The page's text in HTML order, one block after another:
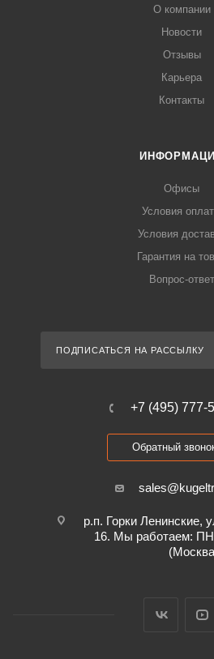
О компании
Новости
Отзывы
Карьера
Контакты
Офисы
Условия
Условия
Гарантия на
Вопрос-ответ
ПОДПИСАТЬСЯ НА РАССЫЛКУ
+7 (495) 777-
Обратный
р.п. Горки Ленинские,
16. Мы работаем: